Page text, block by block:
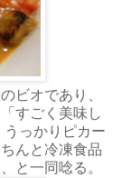
ビオであり、
すごく美味し
っかりピカー
んと冷凍食品
と一同唸る。